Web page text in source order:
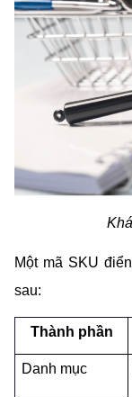
Một mã SKU
sau:
Thành phần
Danh mục